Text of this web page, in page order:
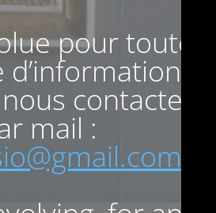
pour toute
contacter
mail :